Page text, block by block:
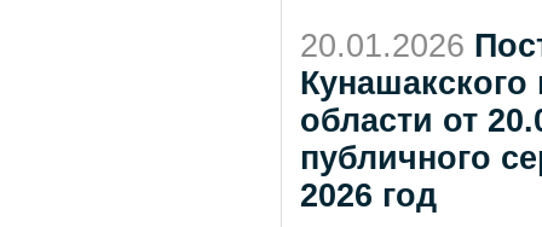
20.01.2026
области от
публичного
2026 год